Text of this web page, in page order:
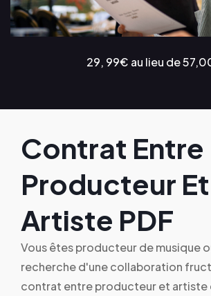
29, 99€ au lieu de
Contrat Entre
Producteur Et
Artiste PDF
Vous êtes producteur de musique
recherche d'une collaboration
contrat entre producteur et artiste